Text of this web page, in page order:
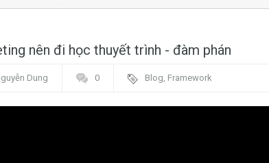
nên đi học thuyết trình - đàm phán
Dung 0 Blog, Framework